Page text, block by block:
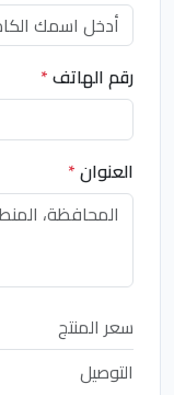
رقم الهاتف*
العنوان*
سعر المنتج
التوصيل